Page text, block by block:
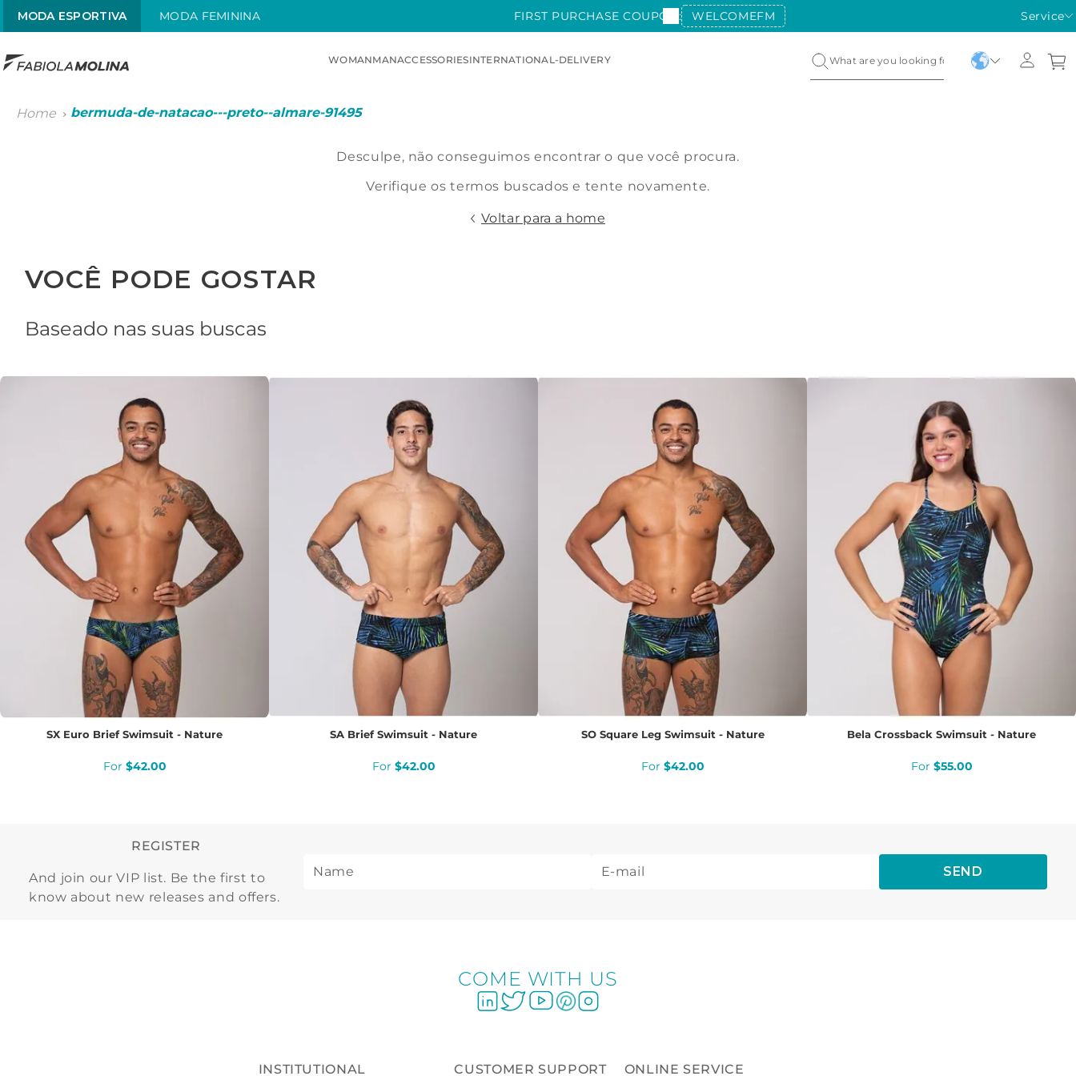
MODA ESPORTIVA MODA FEMININA FIRST PURCHASE COUPON: WELCOMEFM Service
WOMANMANACCESSORIESINTERNATIONAL-DELIVERY
bermuda-de-natacao---preto--almare-91495
Desculpe, não conseguimos encontrar o que você procura.
Verifique os termos buscados e tente novamente.
Voltar para a home
VOCÊ PODE GOSTAR
Baseado nas suas buscas
SX Euro Brief Swimsuit - Nature
$42.00
SA Brief Swimsuit - Nature
$42.00
SO Square Leg Swimsuit - Nature
$42.00
Bela Crossback Swimsuit - Nature
$55.00
REGISTER
And join our VIP list. Be the first to
know about new releases and offers.
SEND
COME WITH US
INSTITUTIONAL CUSTOMER SUPPORT ONLINE SERVICE
1 sunquini
6 . cavado